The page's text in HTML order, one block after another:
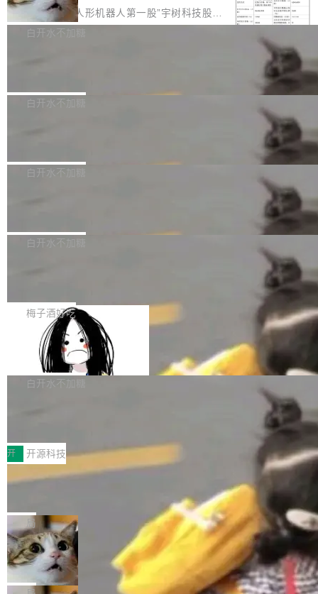
agent 有本质区别。大多数 agent harness 的设
计是基于早期模型的能力—...
细致的一份规则。 政策的核心只有一句话：LLM
可以用来分析、提炼、审阅、建议，但不能用来
不得生成涉及安全性的关键变更，除非作者本身
ek 获配 93.3 万股，锁定 36 个月
8月6日晚间，“人形机器人第一股”宇树科技股份
有限公司披露IPO发行价格及战略配售结果，杭
36个月。 公告显示，本次宇树科技战略配售对
员工参与设立的专项资产管理计划。其中，Dee
获配9...
白开水不加糖
Bug fixes and enhancements 修复多次传递同
一个回归问题，该问题导致拉取镜像时会拒绝包
题，该问题可能导致在旧版 Linux 内核...
白开水不加糖
e 孵化器项目管理委员会（IPMC）投票中获得
P）！这一里程碑不仅标志着 Fluss 迈入新的发
白开水不加糖
长期停止内容更新，未能实现其作为“AI版维基百
提交的编辑请求也长期处于待处理状态。 Groki
pedia 于去年底上线，定位为由人工智能生成内
容的百科平台，被马斯克视为传统众包百科网站
维基百科的替代方案。Lawfare 调查发现，无论
热门页面还是低关注度页面，均未出现近期更
白开水不加糖
是这样的：配 MessageSource 的 Bean、写 R
eloadableResourceBundleMessageSource、
声明 LocaleResolver、注册 LocaleChangeInt
erceptor…五六步之后才能看到第一行翻译文
本。 Solon 换了个方式。整个 i18n 模块围绕三
梅子酒好吃
Apache Doris 4.1 全面增强 Iceberg：
支持 UPDATE、MERGE INTO 与 Iceb
erg V3
Apache Doris 4.1 要补齐的，正是缺失的那一
半。在已有查询能力的基础上，Doris 进一步支
常维护操作，并完整支持 Iceberg V3 格式。
白开水不加糖
村国家自主创新示范区会议中心开幕。本届大会
由中关村智联软件服务业质量创新联盟主办，以
“智构可信·质创未来——AI原生时代的质量新范
式”为主题，直面AI从实验室走向规模化产业落地
的核心质量命题。会上，《2026智能研发生产力
工具选型手册》发布，Testin云测的Testin XAge
nt智能测试系统入选AI测试领域代表产品。对CI
O而言，这提示了一个转变：AI测试正在从效率
工具升级为企业的质量基础设施。 CIO面对的新
开 开源科技
让非法状态不可表示：一篇关于 ADT
有一种东西，一旦用过就回不去了。Alex Fedos
eev 管它叫"软件设计的基石"。 他说的东西不新
鲜——代数数据类型（ADT），尤其是和类型
（sum type）。但他说清楚了一件事：这不是类
型系统的学术体操，是日常编码的思维方式。 文
章从一个简单的例子切入。一个网站的深色主题
局
Cloudflare 开源内部企业 AI 平台 Clou
dflare OS
Cloudflare 发布了一个开源项目 Cloudflare O
S。如果你只看官方博客，你会觉得这是又一